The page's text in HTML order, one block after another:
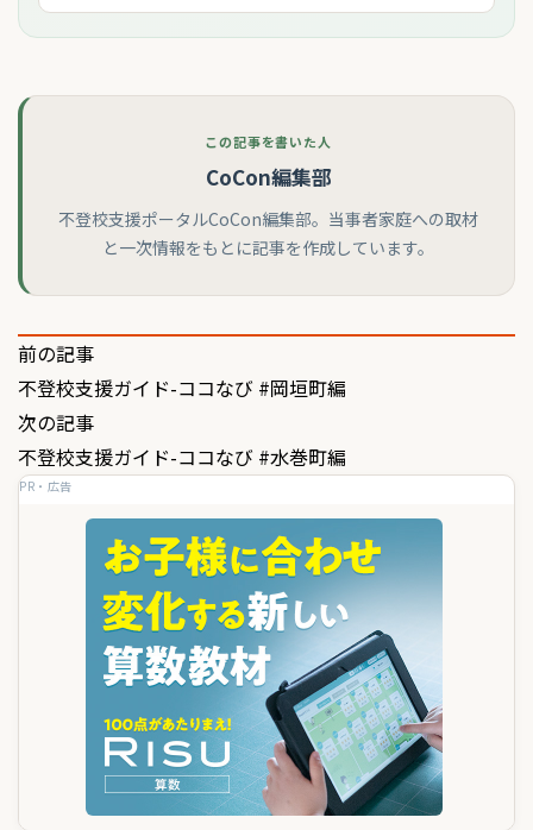
この記事を書いた人
CoCon編集部
不登校支援ポータルCoCon編集部。当事者家庭への取材
と一次情報をもとに記事を作成しています。
投
稿
ナ
ビ
前の記事
不登校支援ガイド-ココなび #岡垣町編
次の記事
不登校支援ガイド-ココなび #水巻町編
PR・広告